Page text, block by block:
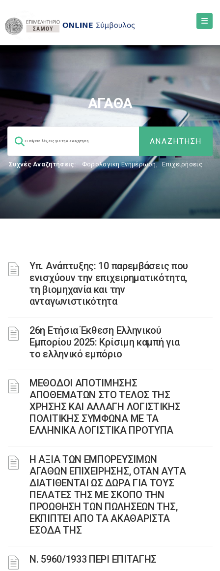
ΑΓΑΘΑ
Συχνές Αναζητήσεις: Φορολογικη Ενημέρωση, Επιχειρήσεις
Υπ. Ανάπτυξης: 10 παρεμβάσεις που
ενισχύουν την επιχειρηματικότητα,
τη βιομηχανία και την
ανταγωνιστικότητα
26η Ετήσια Έκθεση Ελληνικού
Εμπορίου 2025: Κρίσιμη καμπή για
το ελληνικό εμπόριο
ΜΕΘΟΔΟΙ ΑΠΟΤΙΜΗΣΗΣ
ΑΠΟΘΕΜΑΤΩΝ ΣΤΟ ΤΕΛΟΣ ΤΗΣ
ΧΡΗΣΗΣ ΚΑΙ ΑΛΛΑΓΗ ΛΟΓΙΣΤΙΚΗΣ
ΠΟΛΙΤΙΚΗΣ ΣΥΜΦΩΝΑ ΜΕ ΤΑ
ΕΛΛΗΝΙΚΑ ΛΟΓΙΣΤΙΚΑ ΠΡΟΤΥΠΑ
Η ΑΞΙΑ ΤΩΝ ΕΜΠΟΡΕΥΣΙΜΩΝ
ΑΓΑΘΩΝ ΕΠΙΧΕΙΡΗΣΗΣ, ΟΤΑΝ ΑΥΤΑ
ΔΙΑΤΙΘΕΝΤΑΙ ΩΣ ΔΩΡΑ ΓΙΑ ΤΟΥΣ
ΠΕΛΑΤΕΣ ΤΗΣ ΜΕ ΣΚΟΠΟ ΤΗΝ
ΠΡΟΩΘΗΣΗ ΤΩΝ ΠΩΛΗΣΕΩΝ ΤΗΣ,
ΕΚΠΙΠΤΕΙ ΑΠΟ ΤΑ ΑΚΑΘΑΡΙΣΤΑ
ΕΣΟΔΑ ΤΗΣ
Ν. 5960/1933 ΠΕΡΙ ΕΠΙΤΑΓΗΣ